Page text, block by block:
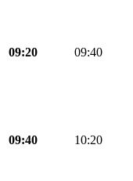
09:20 09:40
09:40 10:20